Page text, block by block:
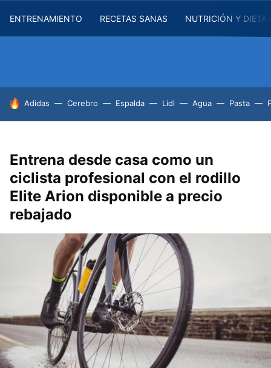
ENTRENAMIENTO RECETAS SANAS NUTRICIÓN Y
HOY SE HABLA DE
Adidas Cerebro Espalda Lidl Agua Pasta
Entrena desde casa como un
ciclista profesional con el rodillo
Elite Arion disponible a precio
rebajado